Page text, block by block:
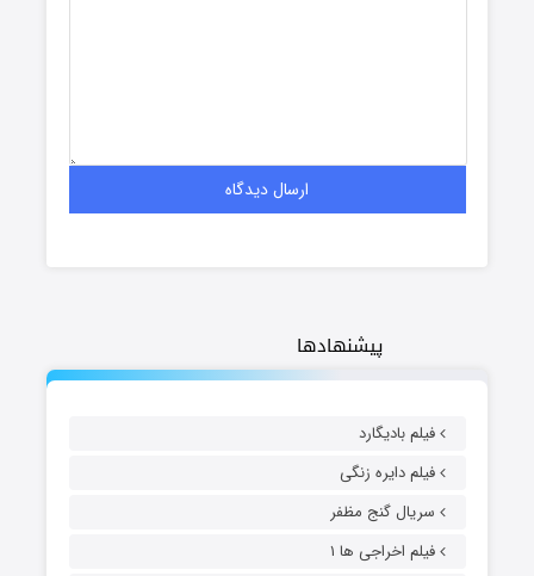
پیشنهادها
فیلم بادیگارد
فیلم دایره زنگی
سریال گنج مظفر
فیلم اخراجی ها ۱